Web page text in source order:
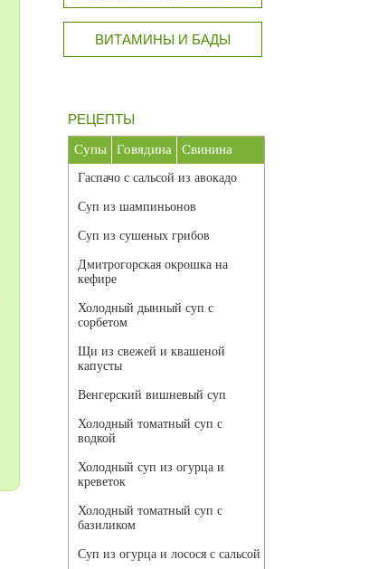
ВИТАМИНЫ И БАДЫ
РЕЦЕПТЫ
Супы Говядина Свинина
Гаспачо с сальсой из авокадо
Суп из шампиньонов
Суп из сушеных грибов
Дмитрогорская окрошка на
кефире
Холодный дынный суп с
сорбетом
Щи из свежей и квашеной
капусты
Венгерский вишневый суп
Холодный томатный суп с
водкой
Холодный суп из огурца и
креветок
Холодный томатный суп с
базиликом
Суп из огурца и лосося с сальсой